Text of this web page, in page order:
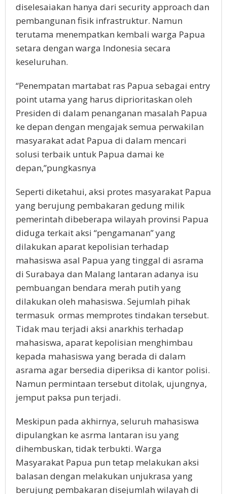
diselesaiakan hanya dari security approach dan
pembangunan fisik infrastruktur. Namun
terutama menempatkan kembali warga Papua
setara dengan warga Indonesia secara
keseluruhan.
“Penempatan martabat ras Papua sebagai entry
point utama yang harus diprioritaskan oleh
Presiden di dalam penanganan masalah Papua
ke depan dengan mengajak semua perwakilan
masyarakat adat Papua di dalam mencari
solusi terbaik untuk Papua damai ke
depan,”pungkasnya
Seperti diketahui, aksi protes masyarakat Papua
yang berujung pembakaran gedung milik
pemerintah dibeberapa wilayah provinsi Papua
diduga terkait aksi “pengamanan” yang
dilakukan aparat kepolisian terhadap
mahasiswa asal Papua yang tinggal di asrama
di Surabaya dan Malang lantaran adanya isu
pembuangan bendara merah putih yang
dilakukan oleh mahasiswa. Sejumlah pihak
termasuk ormas memprotes tindakan tersebut.
Tidak mau terjadi aksi anarkhis terhadap
mahasiswa, aparat kepolisian menghimbau
kepada mahasiswa yang berada di dalam
asrama agar bersedia diperiksa di kantor polisi.
Namun permintaan tersebut ditolak, ujungnya,
jemput paksa pun terjadi.
Meskipun pada akhirnya, seluruh mahasiswa
dipulangkan ke asrma lantaran isu yang
dihembuskan, tidak terbukti. Warga
Masyarakat Papua pun tetap melakukan aksi
balasan dengan melakukan unjukrasa yang
berujung pembakaran disejumlah wilayah di